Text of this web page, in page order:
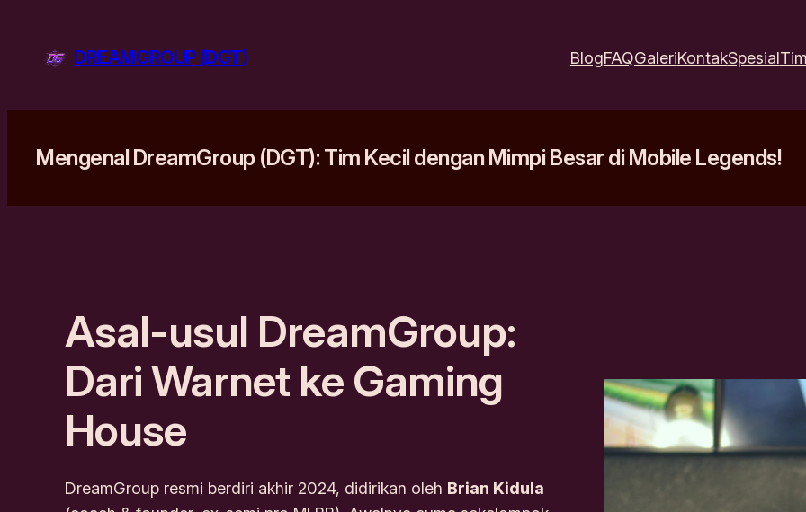
konten
DREAMGROUP (DGT) BlogFAQGaleriKontakSpesialTim
Mengenal DreamGroup (DGT): Tim Kecil dengan Mimpi Besar di Mobile Legends!
Asal-usul DreamGroup:
Dari Warnet ke Gaming
House
DreamGroup resmi berdiri akhir 2024, didirikan oleh Brian Kidula